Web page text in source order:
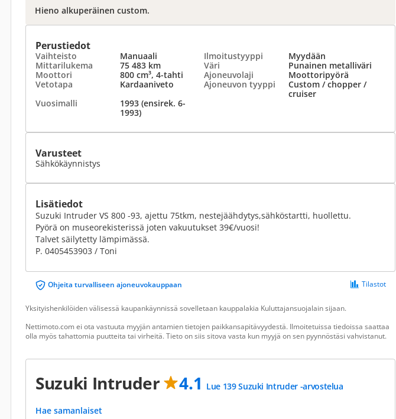
Hieno alkuperäinen custom.
Perustiedot
Vaihteisto Manuaali Ilmoitustyyppi
Myydään
Mittarilukema
75 483 km Väri
Punainen metalliväri
Moottori
800 cm³, 4-tahti Ajoneuvolaji
Moottoripyörä
Vetotapa
Kardaaniveto Ajoneuvon tyyppi
Custom / chopper /
cruiser
Vuosimalli
1993 (ensirek. 6-
1993)
Varusteet
Sähkökäynnistys
Lisätiedot
Suzuki Intruder VS 800 -93, ajettu 75tkm, nestejäähdytys,sähköstartti, huollettu.
Pyörä on museorekisterissä joten vakuutukset 39€/vuosi!
Talvet säilytetty lämpimässä.
P. 0405453903 / Toni
Ohjeita turvalliseen ajoneuvokauppaan Tilastot
Yksityishenkilöiden välisessä kaupankäynnissä sovelletaan kauppalakia Kuluttajansuojalain sijaan.
Nettimoto.com ei ota vastuuta myyjän antamien tietojen paikkansapitävyydestä. Ilmoitetuissa tiedoissa saattaa
olla myös tahattomia puutteita tai virheitä. Tieto on siis sitova vasta kun myyjä on sen pyynnöstäsi vahvistanut.
Suzuki Intruder 4.1 Lue 139 Suzuki Intruder -arvostelua
Hae samanlaiset